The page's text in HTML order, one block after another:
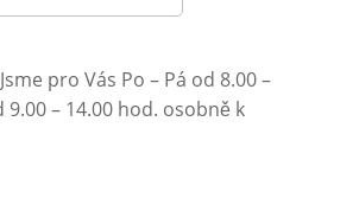
pro Vás Po – Pá od 8.00 –
9.00 – 14.00 hod. osobně k